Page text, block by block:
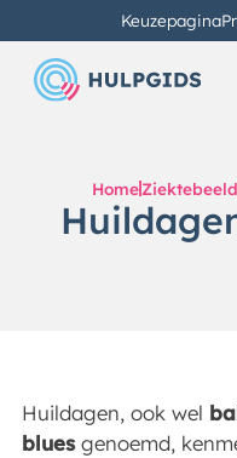
Keuzepagina
Home
Huildagen, ook wel
bluesgenoemd,